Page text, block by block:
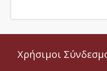
Χρήσιμοι